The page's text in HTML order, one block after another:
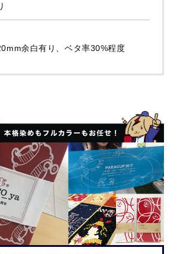
余白有り、ベタ率30%程度